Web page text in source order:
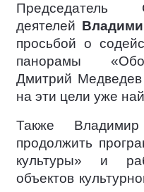
Председатель
деятелей
просьбой о
панорамы
Дмитрий
на эти цели уже
Также
продолжить
культуры» и
объектов